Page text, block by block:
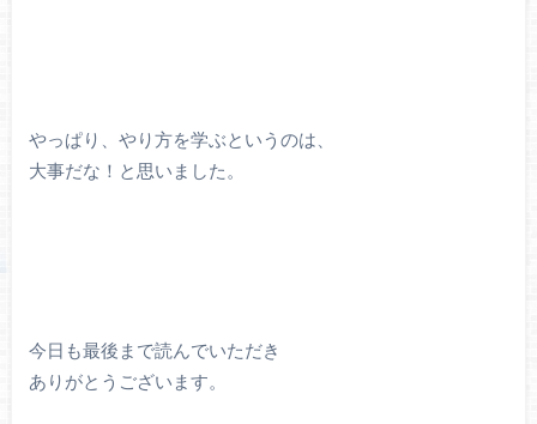
やっぱり、やり方を学ぶというのは、
大事だな！と思いました。
今日も最後まで読んでいただき
ありがとうございます。